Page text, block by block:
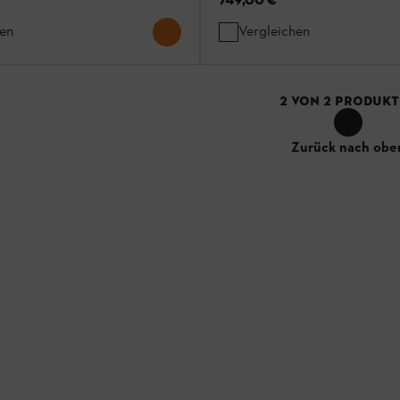
Vergleichen
2 VON 2
Zurück nach